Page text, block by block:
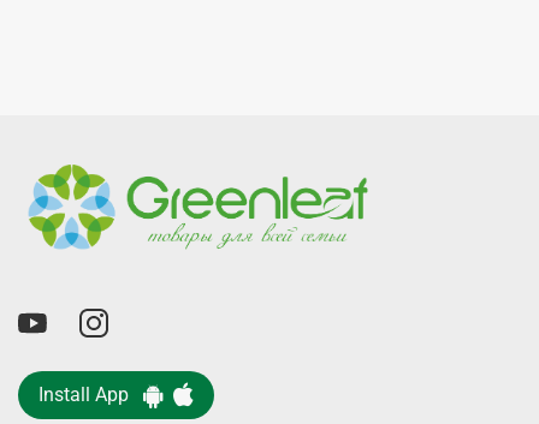
Install App